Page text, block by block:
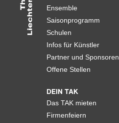
Ensemble
Saisonprogramm
Schulen
Infos für Künstler
Partner und Sponsoren
Offene Stellen
DEIN TAK
Das TAK mieten
Firmenfeiern